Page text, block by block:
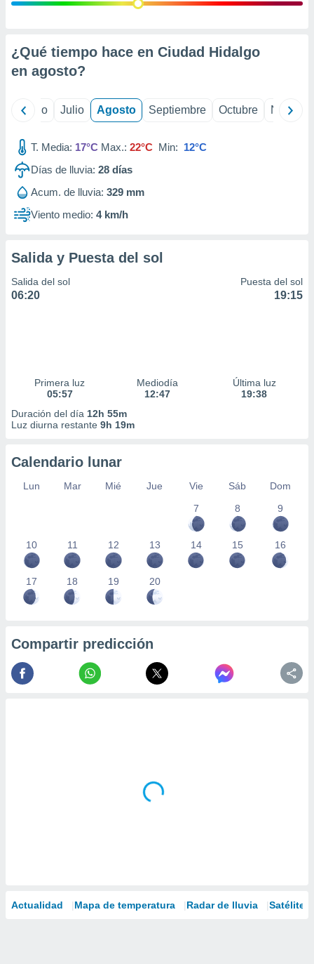
e
mediante
publicidad
de
1199
¿Qué tiempo hace en Ciudad Hidalgo
en agosto?
Junio Julio Agosto Septiembre Octubre
T. Media: 17°C Max.: 22°C Min: 12°C
Días de lluvia: 28 días
Acum. de lluvia: 329 mm
Viento medio: 4 km/h
Salida y Puesta del sol
Salida del sol
06:20
Puesta del sol
19:15
Primera luz
05:57
Mediodía
12:47
Última luz
19:38
Duración del día 12h 55m
Luz diurna restante 9h 19m
Calendario lunar
Lun Mar Mié Jue Vie Sáb
Dom
7
8 9
10 11 12 13 14 15 16
17 18 19 20
Compartir predicción
Actualidad Mapa de temperatura Radar de lluvia Satélites